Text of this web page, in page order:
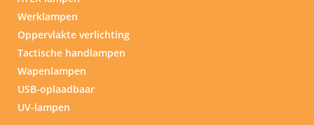
Werklampen
Oppervlakte verlichting
Tactische handlampen
Wapenlampen
USB-oplaadbaar
UV-lampen